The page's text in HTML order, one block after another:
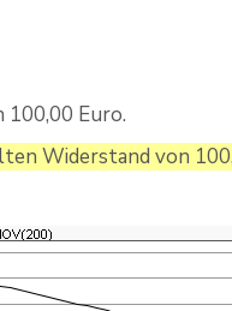
100,00 Euro.
Widerstand von